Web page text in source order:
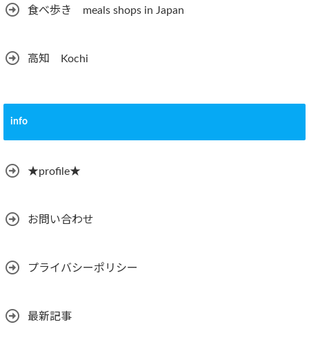
食べ歩き meals shops in Japan
高知 Kochi
info
★profile★
お問い合わせ
プライバシーポリシー
最新記事